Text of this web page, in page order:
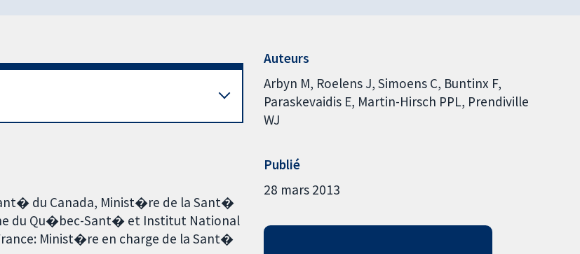
du Canada, Minist�re de la Sant�
du Qu�bec-Sant� et Institut National
Minist�re en charge de la Sant�
Auteurs
Arbyn M Roelens J Simoens C Buntinx F
Paraskevaidis E Martin-Hirsch PPL Prendiville
WJ
Publié
28 mars 2013